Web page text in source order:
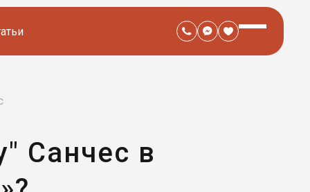
Санчес в